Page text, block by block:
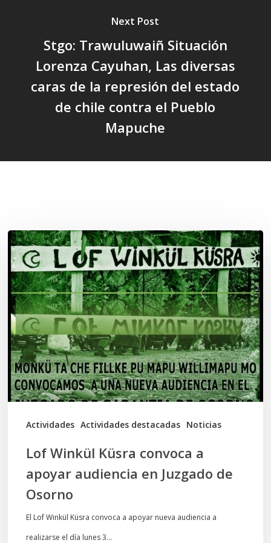
Next Post
Stgo: Trawuluwaiñ Situación
Lorenza Cayuhan, Las diversas
caras de la represión del estado
de chile contra el Pueblo
Mapuche
Actividades Actividades destacadas Noticias
Lof
Winkül
Küsra
convoca
a
apoyar
audiencia
en
Juzgado
Lof Winkül Küsra convoca a
apoyar audiencia en Juzgado de
Osorno
El Lof Winkül Küsra convoca a apoyar nueva audiencia a
realizarse el día lunes 3…